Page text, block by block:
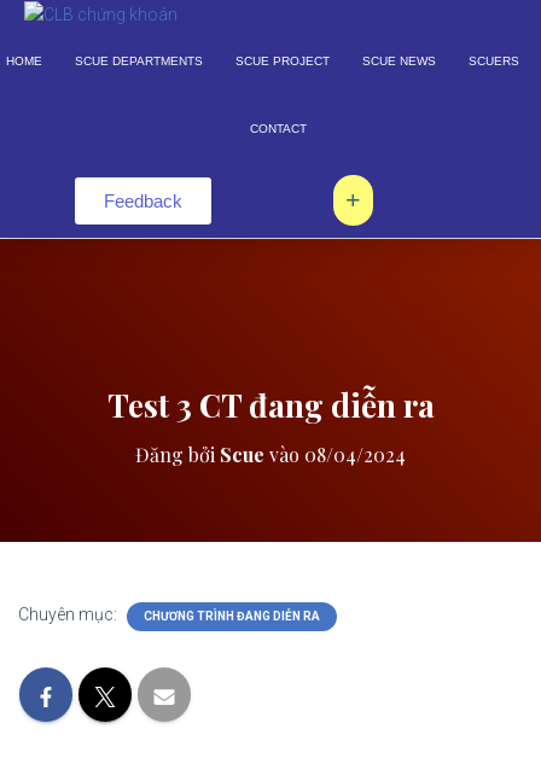
HOME SCUE DEPARTMENTS SCUE PROJECT SCUE NEWS SCUERS
CONTACT
Feedback
Test 3 CT đang diễn ra
Đăng bởi Scue vào 08/04/2024
Chuyên mục: CHƯƠNG TRÌNH ĐANG DIỄN RA
×